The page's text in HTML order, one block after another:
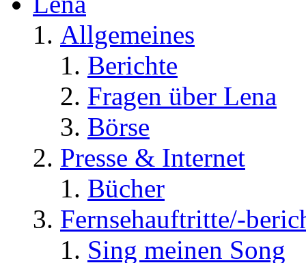
Allgemeines
Berichte
Fragen über Lena
Börse
Presse & Internet
Bücher
Fernsehauftritte/-
Sing meinen Song